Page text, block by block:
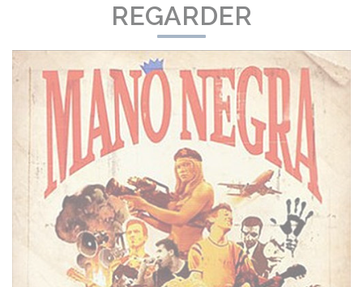
REGARDER